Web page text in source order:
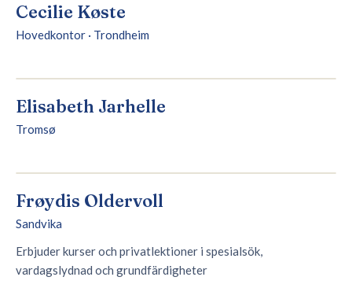
Cecilie Køste
Hovedkontor · Trondheim
Elisabeth Jarhelle
Tromsø
Frøydis Oldervoll
Sandvika
Erbjuder kurser och privatlektioner i spesialsök,
vardagslydnad och grundfärdigheter